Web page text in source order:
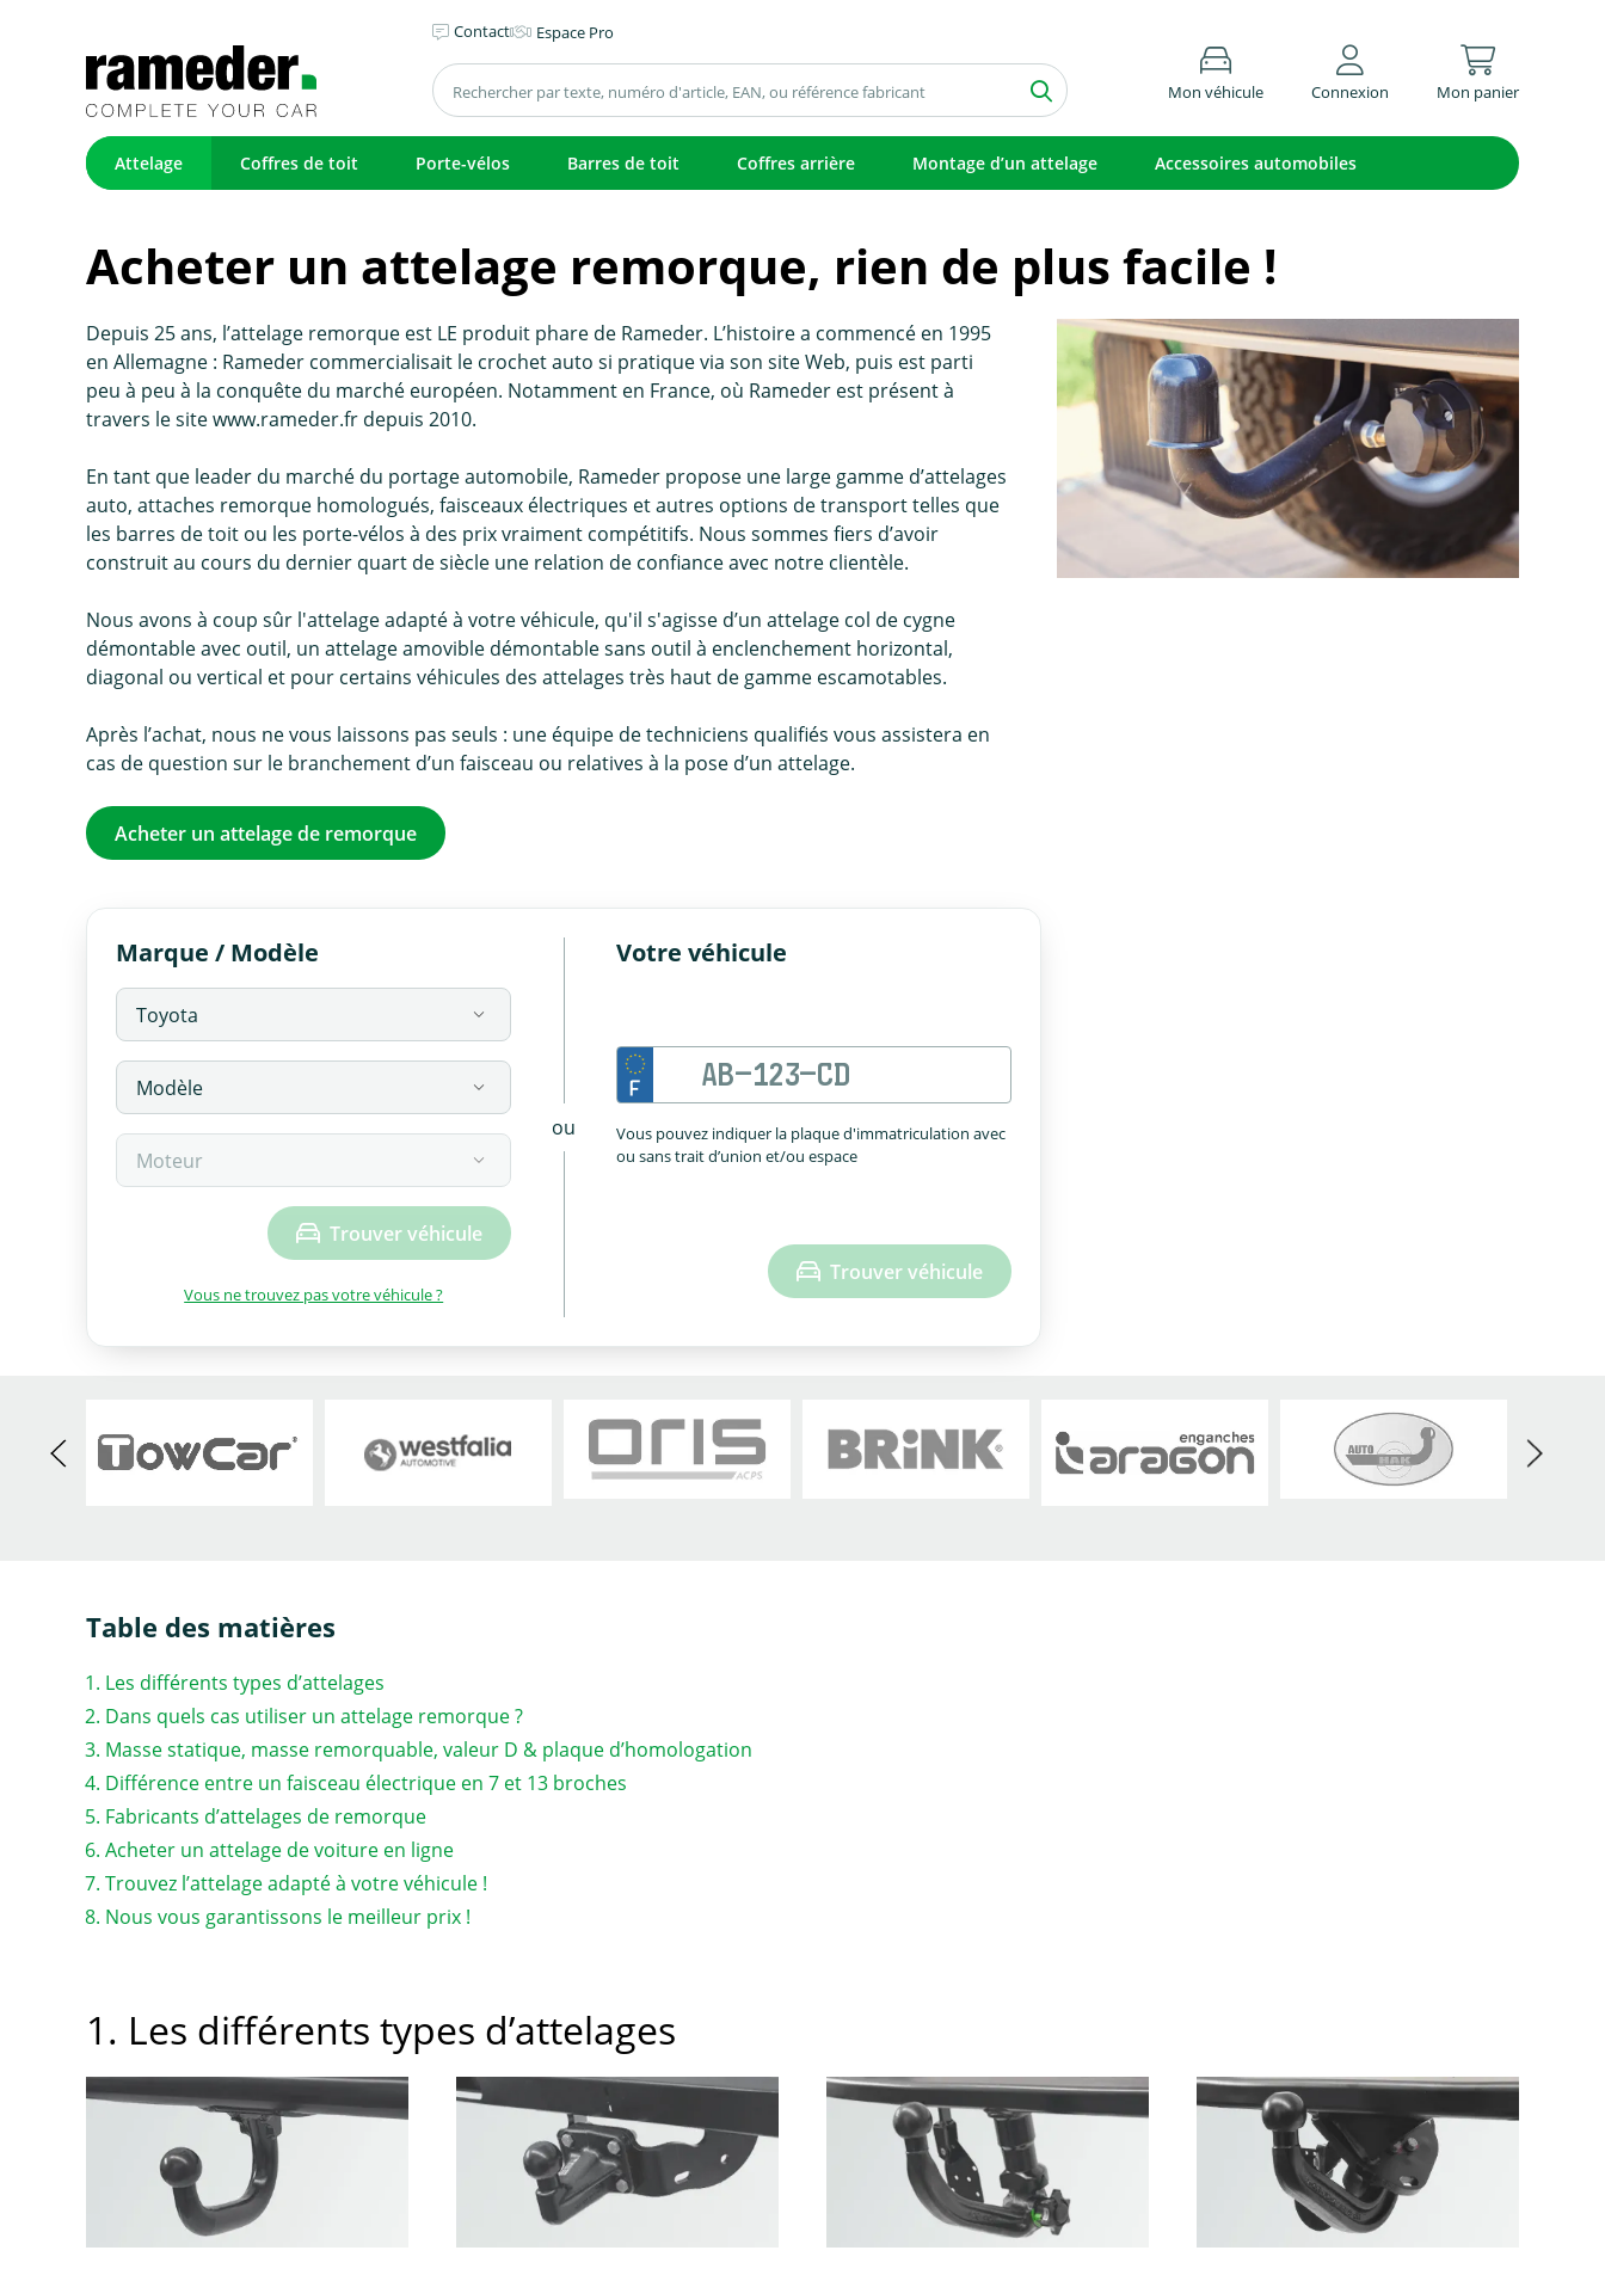
Contact Espace Pro
Mon véhicule Connexion Mon panier
Attelage Coffres de toit Porte-vélos Barres de toit Coffres arrière Montage d’un attelage Accessoires automobiles
Acheter un attelage remorque, rien de plus facile !
Depuis 25 ans, l’attelage remorque est LE produit phare de Rameder. L’histoire a commencé en 1995
en Allemagne : Rameder commercialisait le crochet auto si pratique via son site Web, puis est parti
peu à peu à la conquête du marché européen. Notamment en France, où Rameder est présent à
travers le site www.rameder.fr depuis 2010.
En tant que leader du marché du portage automobile, Rameder propose une large gamme d’attelages
auto, attaches remorque homologués, faisceaux électriques et autres options de transport telles que
les barres de toit ou les porte-vélos à des prix vraiment compétitifs. Nous sommes fiers d’avoir
construit au cours du dernier quart de siècle une relation de confiance avec notre clientèle.
Nous avons à coup sûr l'attelage adapté à votre véhicule, qu'il s'agisse d’un attelage col de cygne
démontable avec outil, un attelage amovible démontable sans outil à enclenchement horizontal,
diagonal ou vertical et pour certains véhicules des attelages très haut de gamme escamotables.
Après l’achat, nous ne vous laissons pas seuls : une équipe de techniciens qualifiés vous assistera en
cas de question sur le branchement d’un faisceau ou relatives à la pose d’un attelage.
Acheter un attelage de remorque
Marque / Modèle
Trouver véhicule
Vous ne trouvez pas votre véhicule ?
ou
Votre véhicule
Vous pouvez indiquer la plaque d'immatriculation avec
ou sans trait d’union et/ou espace
Trouver véhicule
Table des matières
Les différents types d’attelages
Dans quels cas utiliser un attelage remorque ?
Masse statique, masse remorquable, valeur D & plaque d’homologation
Différence entre un faisceau électrique en 7 et 13 broches
Fabricants d’attelages de remorque
Acheter un attelage de voiture en ligne
Trouvez l’attelage adapté à votre véhicule !
Nous vous garantissons le meilleur prix !
1. Les différents types d’attelages